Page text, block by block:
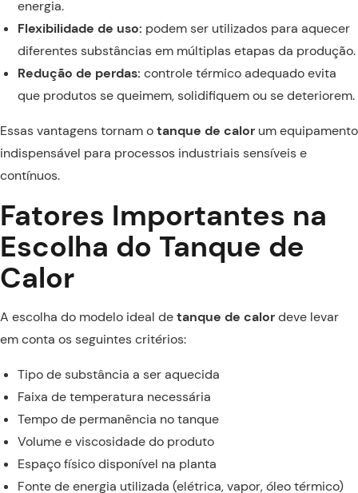
energia.
Flexibilidade de uso: podem ser utilizados para aquecer
diferentes substâncias em múltiplas etapas da produção.
Redução de perdas: controle térmico adequado evita
que produtos se queimem, solidifiquem ou se deteriorem.
Essas vantagens tornam otanque de calor um equipamento
indispensável para processos industriais sensíveis e
contínuos.
Fatores Importantes na
Escolha do Tanque de
Calor
A escolha do modelo ideal detanque de calordeve levar
em conta os seguintes critérios:
Tipo de substância a ser aquecida
Faixa de temperatura necessária
Tempo de permanência no tanque
Volume e viscosidade do produto
Espaço físico disponível na planta
Fonte de energia utilizada (elétrica, vapor, óleo térmico)